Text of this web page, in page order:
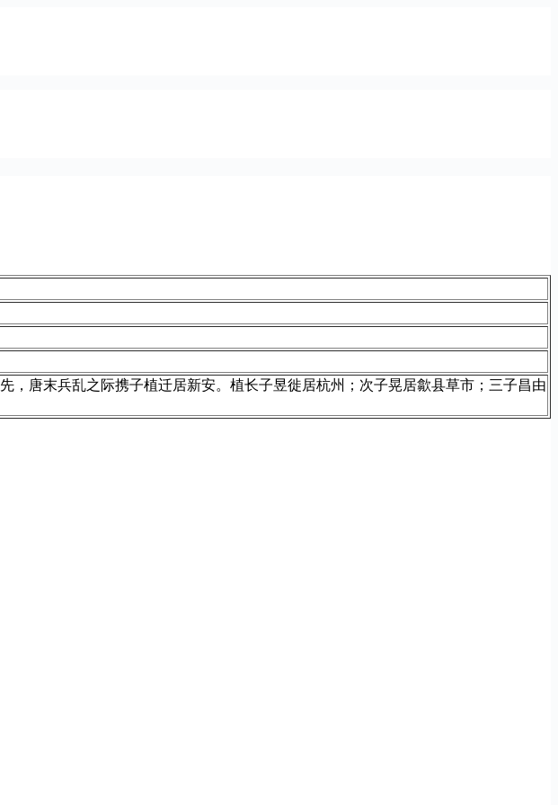
唐末兵乱之际携子植迁居新安。植长子昱徙居杭州；次子晃居歙县草市；三子昌由